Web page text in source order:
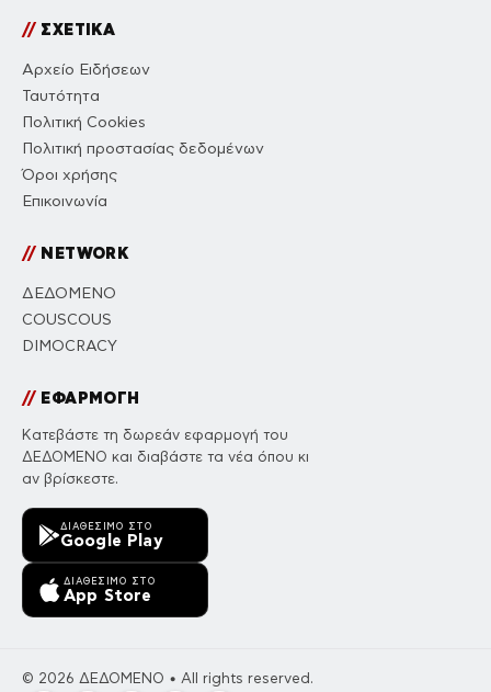
//ΣΧΕΤΙΚΑ
Αρχείο Ειδήσεων
Ταυτότητα
Πολιτική Cookies
Πολιτική προστασίας δεδομένων
Όροι χρήσης
Επικοινωνία
//NETWORK
ΔΕΔΟΜΕΝΟ
COUSCOUS
DIMOCRACY
//ΕΦΑΡΜΟΓΗ
Κατεβάστε τη δωρεάν εφαρμογή του
ΔΕΔΟΜΕΝΟ και διαβάστε τα νέα όπου κι
αν βρίσκεστε.
ΔΙΑΘΈΣΙΜΟ ΣΤΟ
Google Play
ΔΙΑΘΈΣΙΜΟ ΣΤΟ
App Store
© 2026 ΔΕΔΟΜΕΝΟ • All rights reserved.